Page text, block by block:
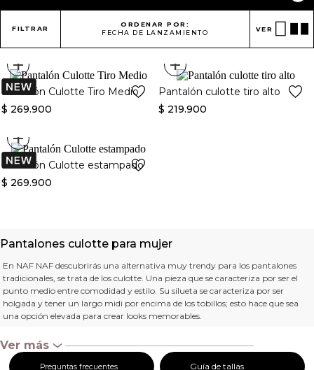
FILTRAR
ORDENAR POR:
FECHA DE LANZAMIENTO
VER
+
Pantalón Culotte Tiro Medio
$ 269.900
+
Pantalón culotte tiro alto
$ 219.900
+
Pantalón Culotte estampado
$ 269.900
Pantalones culotte para mujer
En NAF NAF descubrirás una alternativa muy trendy para los pantalones
tradicionales, se trata de los culotte. Una pieza que se caracteriza por ser el
punto medio entre comodidad y estilo. Su silueta se caracteriza por ser
holgada y tener un largo midi por encima de los tobillos; esto hace que sea
una opción elevada para crear looks memorables.
de estar en las tendencias, pues logran brindarnos outfits tanto boho y
románticos como contemporáneos en cuestión de segundos.
Ver más‹
Preguntas frecuentes Guía de tallas